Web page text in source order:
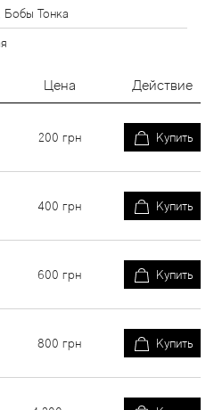
Бобы Тонка
Цена Действие
200 грн Купить
400 грн Купить
600 грн Купить
800 грн Купить